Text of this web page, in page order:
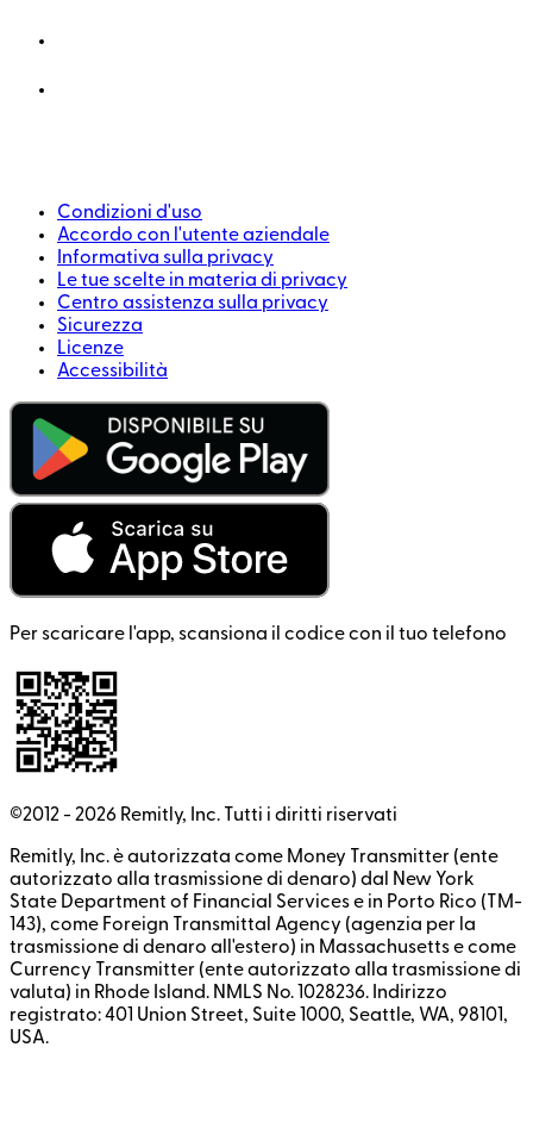
Condizioni d'uso
Accordo con l'utente aziendale
Informativa sulla privacy
Le tue scelte in materia di privacy
Centro assistenza sulla privacy
Sicurezza
Licenze
Accessibilità
Per scaricare l'app, scansiona il codice con il tuo telefono
©2012 - 2026 Remitly, Inc. Tutti i diritti riservati
Remitly, Inc. è autorizzata come Money Transmitter (ente
autorizzato alla trasmissione di denaro) dal New York
State Department of Financial Services e in Porto Rico (TM-
143), come Foreign Transmittal Agency (agenzia per la
trasmissione di denaro all'estero) in Massachusetts e come
Currency Transmitter (ente autorizzato alla trasmissione di
valuta) in Rhode Island. NMLS No. 1028236. Indirizzo
registrato: 401 Union Street, Suite 1000, Seattle, WA, 98101,
USA.